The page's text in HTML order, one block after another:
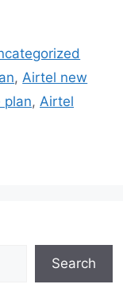
, Airtel new
plan, Airtel
Search